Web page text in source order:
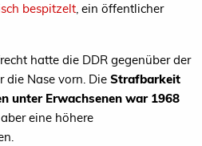
bespitzelt, ein öffentlicher
hatte die DDR gegenüber der
die Nase vorn. Die Strafbarkeit
unter Erwachsenen war 1968
eine höhere